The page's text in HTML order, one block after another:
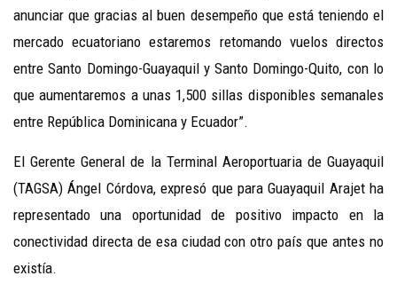
anunciar que gracias al buen desempeño que está teniendo el
mercado ecuatoriano estaremos retomando vuelos directos
entre Santo Domingo-Guayaquil y Santo Domingo-Quito, con lo
que aumentaremos a unas 1,500 sillas disponibles semanales
entre República Dominicana y Ecuador”.
El Gerente General de la Terminal Aeroportuaria de Guayaquil
(TAGSA) Ángel Córdova, expresó que para Guayaquil Arajet ha
representado una oportunidad de positivo impacto en la
conectividad directa de esa ciudad con otro país que antes no
existía.